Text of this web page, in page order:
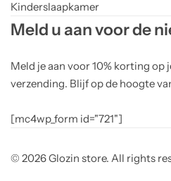
Kinderslaapkamer
Meld u aan voor de
Meld je aan voor 10% korting op
verzending. Blijf op de hoogte
[mc4wp_form id="721"]
© 2026 Glozin store. All rights